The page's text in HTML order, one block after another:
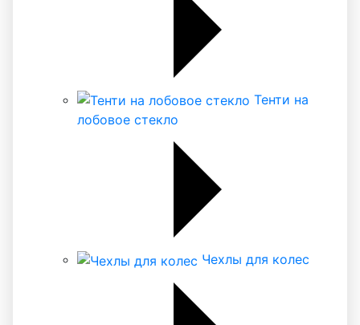
Тенти на
лобовое стекло
Чехлы для колес